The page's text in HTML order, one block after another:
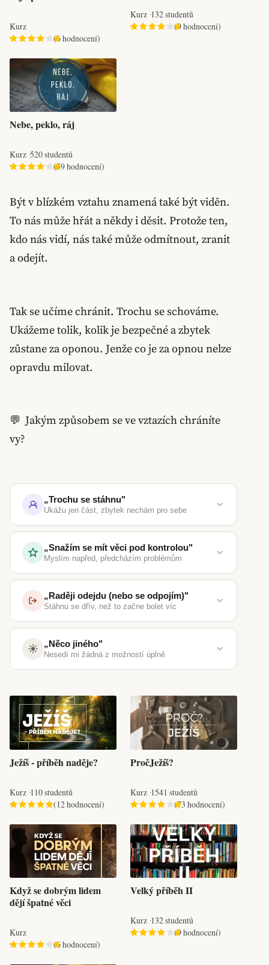
Kurz
(6 hodnocení)
Kurz 132 studentů
(9 hodnocení)
Nebe, peklo, ráj
Kurz 520 studentů
(59 hodnocení)
Být v blízkém vztahu znamená také být viděn.
To nás může hřát a někdy i děsit. Protože ten,
kdo nás vidí, nás také může odmítnout, zranit
a odejít.
Tak se učíme chránit. Trochu se schováme.
Ukážeme tolik, kolik je bezpečné a zbytek
zůstane za oponou. Jenže co je za opnou nelze
opravdu milovat.
💬 Jakým způsobem se ve vztazích chráníte
vy?
„Trochu se stáhnu"
Ukážu jen část, zbytek nechám pro sebe
„Snažím se mít věci pod kontrolou"
Myslím napřed, předcházím problémům
„Raději odejdu (nebo se odpojím)"
Stáhnu se dřív, než to začne bolet víc
„Něco jiného"
Nesedí mi žádná z možností úplně
Ježíš - příběh naděje?
Kurz 110 studentů
(12 hodnocení)
PročJežíš?
Kurz 1541 studentů
(73 hodnocení)
Když se dobrým lidem
dějí špatné věci
Kurz
(6 hodnocení)
Velký příběh II
Kurz 132 studentů
(9 hodnocení)